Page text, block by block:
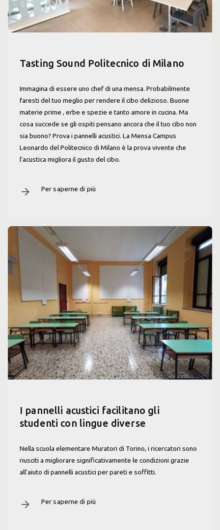
Tasting Sound Politecnico di Milano
Immagina di essere uno chef di una mensa. Probabilmente
faresti del tuo meglio per rendere il cibo delizioso. Buone
materie prime , erbe e spezie e tanto amore in cucina. Ma
cosa succede se gli ospiti pensano ancora che il tuo cibo non
sia buono? Prova i pannelli acustici. La Mensa Campus
Leonardo del Politecnico di Milano è la prova vivente che
l'acustica migliora il gusto del cibo.
arrow_forward Per saperne di più
I pannelli acustici facilitano gli
studenti con lingue diverse
Nella scuola elementare Muratori di Torino, i ricercatori sono
riusciti a migliorare significativamente le condizioni grazie
all'aiuto di pannelli acustici per pareti e soffitti.
arrow_forward Per saperne di più